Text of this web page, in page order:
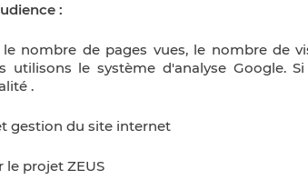
:
nombre de pages vues, le nombre de
utilisons le système d'analyse Google.
.
gestion du site internet
le projet ZEUS